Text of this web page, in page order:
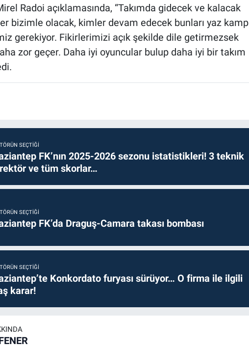
Radoi açıklamasında, “Takımda gidecek ve kalacak
bizimle olacak, kimler devam edecek bunları yaz kamp
gerekiyor. Fikirlerimizi açık şekilde dile getirmezsek
zor geçer. Daha iyi oyuncular bulup daha iyi bir takım
SEÇTIĞI
FK’nın 2025-2026 sezonu istatistikleri! 3 teknik
ve tüm skorlar…
SEÇTIĞI
FK’da Draguş-Camara takası bombası
SEÇTIĞI
Konkordato furyası sürüyor… O firma ile ilgili
karar!